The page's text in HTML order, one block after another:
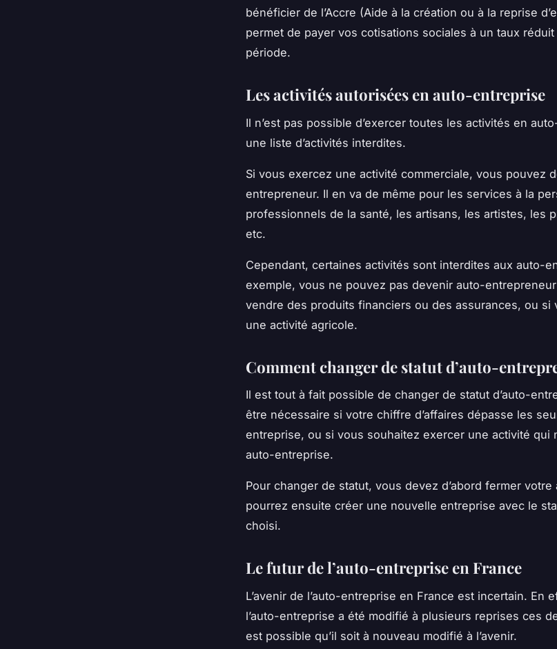
bénéficier de l’Accre (Aide à la création ou à la reprise
permet de payer vos cotisations sociales à un taux
période.
Les activités autorisées en auto-entreprise
Il n’est pas possible d’exercer toutes les activités en
une liste d’activités interdites.
Si vous exercez une activité commerciale, vous pouvez
entrepreneur. Il en va de même pour les services à la
professionnels de la santé, les artisans, les artistes, les
etc.
Cependant, certaines activités sont interdites aux auto-
exemple, vous ne pouvez pas devenir auto-
vendre des produits financiers ou des assurances, ou si
une activité agricole.
Comment changer de statut d’auto-
Il est tout à fait possible de changer de statut d’auto-
être nécessaire si votre chiffre d’affaires dépasse les
entreprise, ou si vous souhaitez exercer une activité qui
auto-entreprise.
Pour changer de statut, vous devez d’abord fermer
pourrez ensuite créer une nouvelle entreprise avec le
choisi.
Le futur de l’auto-entreprise en France
L’avenir de l’auto-entreprise en France est incertain. En
l’auto-entreprise a été modifié à plusieurs reprises ces
est possible qu’il soit à nouveau modifié à l’avenir.